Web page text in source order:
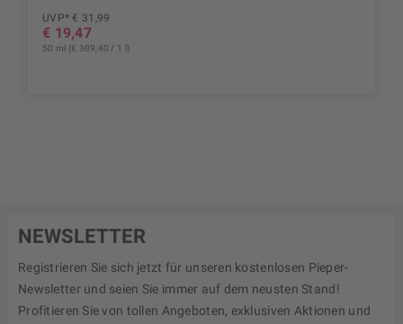
UVP* € 31,99
€ 19,47
50 ml (€ 389,40 / 1 l)
NEWSLETTER
Registrieren Sie sich jetzt für unseren kostenlosen Pieper-
Newsletter und seien Sie immer auf dem neusten Stand!
Profitieren Sie von tollen Angeboten, exklusiven Aktionen und